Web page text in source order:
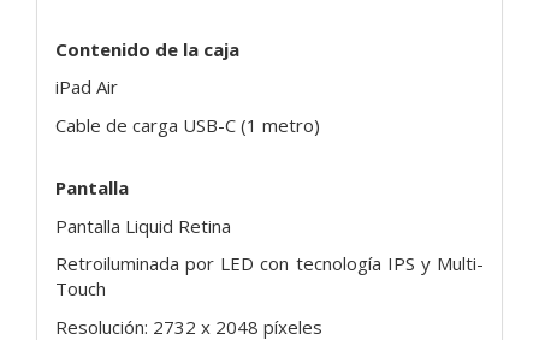
Contenido de la caja
iPad Air
Cable de carga USB-C (1 metro)
Pantalla
Pantalla Liquid Retina
Retroiluminada por LED con tecnología IPS y Multi-
Touch
Resolución: 2732 x 2048 píxeles